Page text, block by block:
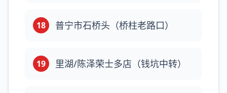
18 普宁市石桥头（桥柱老路口）
19 里湖/陈泽荣士多店（钱坑中转）